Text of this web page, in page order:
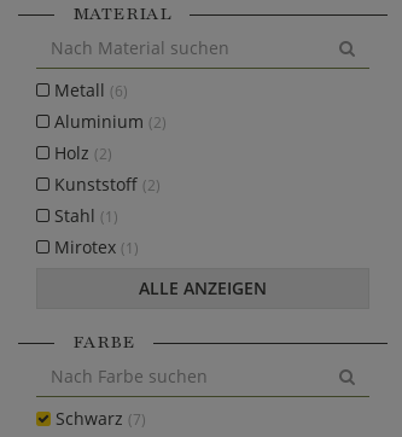
MATERIAL
Metall (6)
Aluminium (2)
Holz (2)
Kunststoff (2)
Stahl (1)
Mirotex (1)
ALLE ANZEIGEN
FARBE
Schwarz (7)